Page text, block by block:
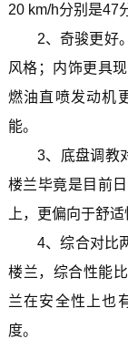
20 km/h分别是47
2、奇骏更好
风格；内饰更具
燃油直喷发动机
能。
3、底盘调教
楼兰毕竟是目前
上，更偏向于舒
4、综合对比
楼兰，综合性能
兰在安全性上也
度。